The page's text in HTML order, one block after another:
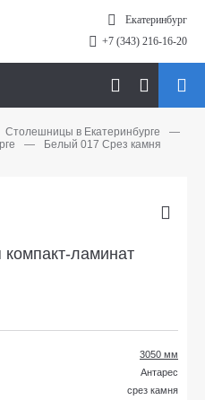
Екатеринбург
+7 (343) 216-16-20
Столешницы в Екатеринбурге
—
—
Белый 017 Срез камня
ламинат
3050 мм
Антарес
срез камня